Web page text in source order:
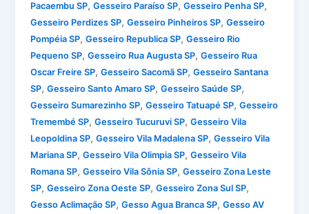
Pacaembu SP,Gesseiro Paraíso SP,Gesseiro Penha SP,
Gesseiro Perdizes SP,Gesseiro Pinheiros SP,Gesseiro
Pompéia SP,Gesseiro Republica SP,Gesseiro Rio
Pequeno SP,Gesseiro Rua Augusta SP,Gesseiro Rua
Oscar Freire SP,Gesseiro Sacomã SP,Gesseiro Santana
SP,Gesseiro Santo Amaro SP,Gesseiro Saúde SP,
Gesseiro Sumarezinho SP,Gesseiro Tatuapé SP,Gesseiro
Tremembé SP,Gesseiro Tucuruvi SP,Gesseiro Vila
Leopoldina SP,Gesseiro Vila Madalena SP,Gesseiro Vila
Mariana SP,Gesseiro Vila Olimpia SP,Gesseiro Vila
Romana SP,Gesseiro Vila Sônia SP,Gesseiro Zona Leste
SP,Gesseiro Zona Oeste SP,Gesseiro Zona Sul SP,
Gesso Aclimação SP,Gesso Agua Branca SP,Gesso AV